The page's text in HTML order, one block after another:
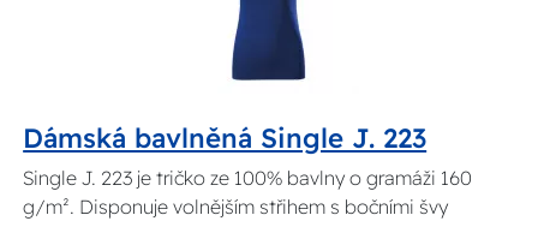
Dámská bavlněná Single J. 223
Single J. 223 je tričko ze 100% bavlny o gramáži 160
g/m². Disponuje volnějším střihem s bočními švy